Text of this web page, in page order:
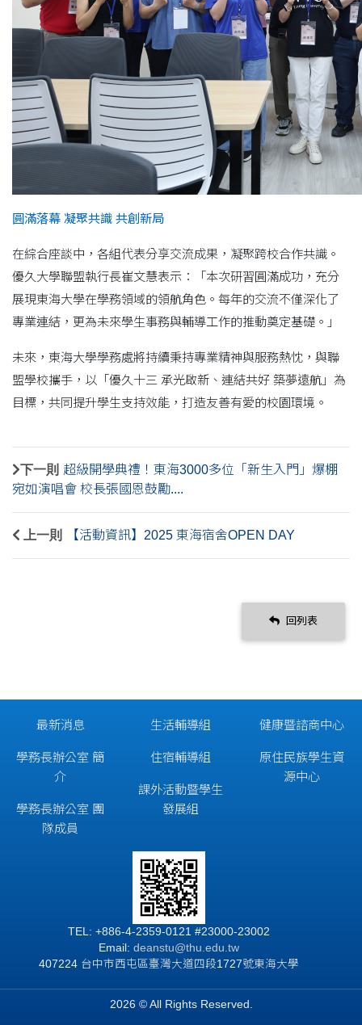
圓滿落幕 凝聚共識 共創新局
在綜合座談中，各組代表分享交流成果，凝聚跨校合作共識。
優久大學聯盟執行長崔文慧表示：「本次研習圓滿成功，充分
展現東海大學在學務領域的領航角色。每年的交流不僅深化了
專業連結，更為未來學生事務與輔導工作的推動奠定基礎。」
未來，東海大學學務處將持續秉持專業精神與服務熱忱，與聯
盟學校攜手，以「優久十三 承光啟新、連結共好 築夢遠航」為
目標，共同提升學生支持效能，打造友善有愛的校園環境。
下一則 超級開學典禮！東海3000多位「新生入門」爆棚
宛如演唱會 校長張國恩鼓勵....
上一則 【活動資訊】2025 東海宿舍OPEN DAY
回列表
最新消息
學務長辦公室 簡
介
學務長辦公室 團
隊成員
生活輔導組
住宿輔導組
課外活動暨學生
發展組
健康暨諮商中心
原住民族學生資
源中心
TEL: +886-4-2359-0121 #23000-23002
Email: deanstu@thu.edu.tw
407224 台中市西屯區臺灣大道四段1727號東海大學
2026 © All Rights Reserved.